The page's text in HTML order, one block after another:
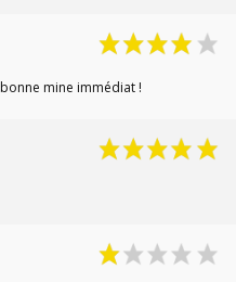
mine immédiat !